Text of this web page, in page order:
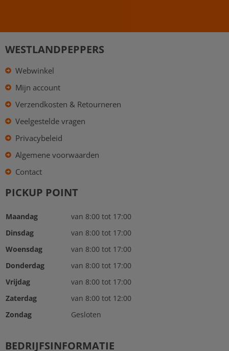
WESTLANDPEPPERS
Webwinkel
Mijn account
Verzendkosten & Retourneren
Veelgestelde vragen
Privacybeleid
Algemene voorwaarden
Contact
PICKUP POINT
Maandag
van 8:00 tot 17:00
Dinsdag
van 8:00 tot 17:00
Woensdag
van 8:00 tot 17:00
Donderdag
van 8:00 tot 17:00
Vrijdag
van 8:00 tot 17:00
Zaterdag
van 8:00 tot 12:00
Zondag
Gesloten
BEDRIJFSINFORMATIE